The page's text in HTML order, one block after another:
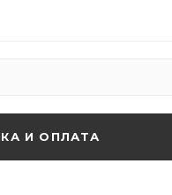
И ОПЛАТА